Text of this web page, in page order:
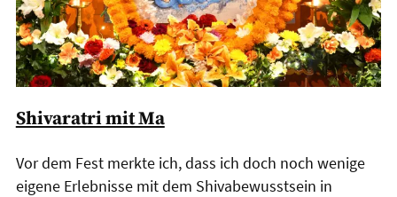
Shivaratri mit Ma
Vor dem Fest merkte ich, dass ich doch noch wenige
eigene Erlebnisse mit dem Shivabewusstsein in